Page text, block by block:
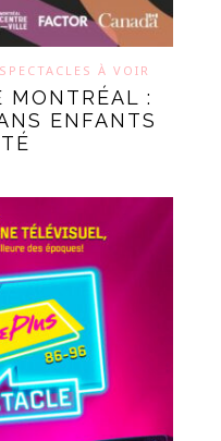
SPECTACLES À VOIR
MONTRÉAL :
ENFANTS